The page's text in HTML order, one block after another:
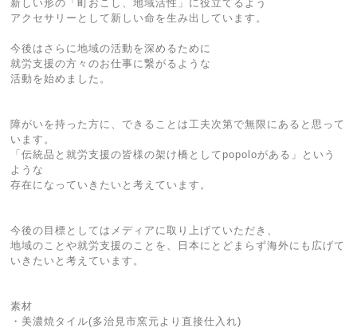
新しい形の「町おこし、地域活性」に役立てるよう
アクセサリーとして新しい命を生み出しています。
今後はさらに地域の活動を深めるために
就労支援の方々のお仕事に繋がるような
活動を始めました。
障がいを持った方に、できることは工夫次第で無限にあると思って
います。
「伝統品と就労支援の皆様の架け橋としてpopoloがある」という
ような
存在になっていきたいと考えています。
今後の目標としてはメディアに取り上げていただき、
地域のことや就労支援のことを、日本にとどまらず海外にも広げて
いきたいと考えています。
素材
・美濃焼タイル(多治見市窯元より直接仕入れ)